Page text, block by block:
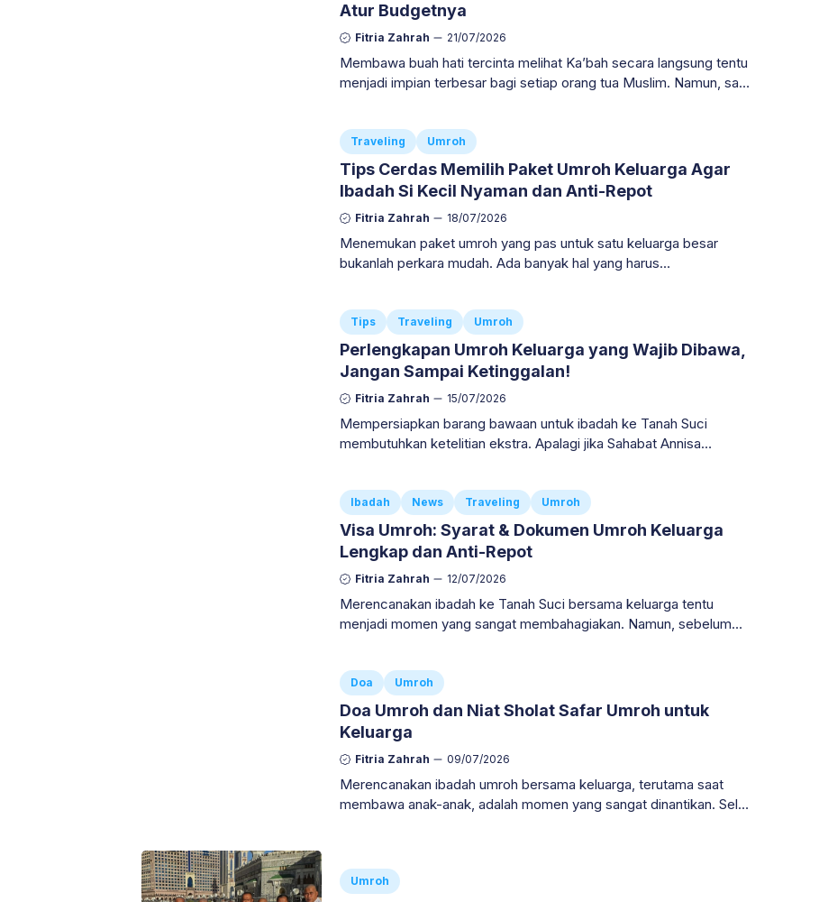
Atur Budgetnya
Fitria Zahrah 21/07/2026
Membawa buah hati tercinta melihat Ka’bah secara langsung tentu
menjadi impian terbesar bagi setiap orang tua Muslim. Namun, saat
Traveling Umroh
Tips Cerdas Memilih Paket Umroh Keluarga Agar
Ibadah Si Kecil Nyaman dan Anti-Repot
Fitria Zahrah 18/07/2026
Menemukan paket umroh yang pas untuk satu keluarga besar
bukanlah perkara mudah. Ada banyak hal yang harus
Tips Traveling Umroh
Perlengkapan Umroh Keluarga yang Wajib Dibawa,
Jangan Sampai Ketinggalan!
Fitria Zahrah 15/07/2026
Mempersiapkan barang bawaan untuk ibadah ke Tanah Suci
membutuhkan ketelitian ekstra. Apalagi jika Sahabat Annisa
Ibadah News Traveling Umroh
Visa Umroh: Syarat & Dokumen Umroh Keluarga
Lengkap dan Anti-Repot
Fitria Zahrah 12/07/2026
Merencanakan ibadah ke Tanah Suci bersama keluarga tentu
menjadi momen yang sangat membahagiakan. Namun, sebelum
Doa Umroh
Doa Umroh dan Niat Sholat Safar Umroh untuk
Keluarga
Fitria Zahrah 09/07/2026
Merencanakan ibadah umroh bersama keluarga, terutama saat
membawa anak-anak, adalah momen yang sangat dinantikan. Selain
Umroh